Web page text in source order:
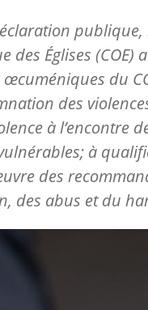
des Églises (COE)
du
des
à l’encontre
à
des
des abus et du